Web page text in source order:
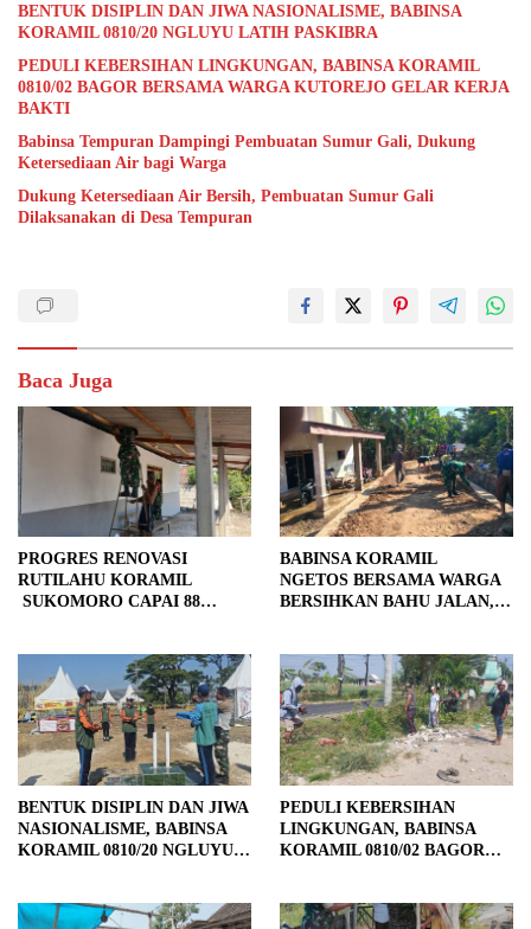
BENTUK DISIPLIN DAN JIWA NASIONALISME, BABINSA
KORAMIL 0810/20 NGLUYU LATIH PASKIBRA
PEDULI KEBERSIHAN LINGKUNGAN, BABINSA KORAMIL
0810/02 BAGOR BERSAMA WARGA KUTOREJO GELAR KERJA
BAKTI
Babinsa Tempuran Dampingi Pembuatan Sumur Gali, Dukung
Ketersediaan Air bagi Warga
Dukung Ketersediaan Air Bersih, Pembuatan Sumur Gali
Dilaksanakan di Desa Tempuran
Baca Juga
PROGRES RENOVASI
RUTILAHU KORAMIL
SUKOMORO CAPAI 88
BABINSA KORAMIL
NGETOS BERSAMA WARGA
BERSIHKAN BAHU JALAN,
BENTUK DISIPLIN DAN JIWA
NASIONALISME, BABINSA
KORAMIL 0810/20 NGLUYU
PEDULI KEBERSIHAN
LINGKUNGAN, BABINSA
KORAMIL 0810/02 BAGOR
BAKTI